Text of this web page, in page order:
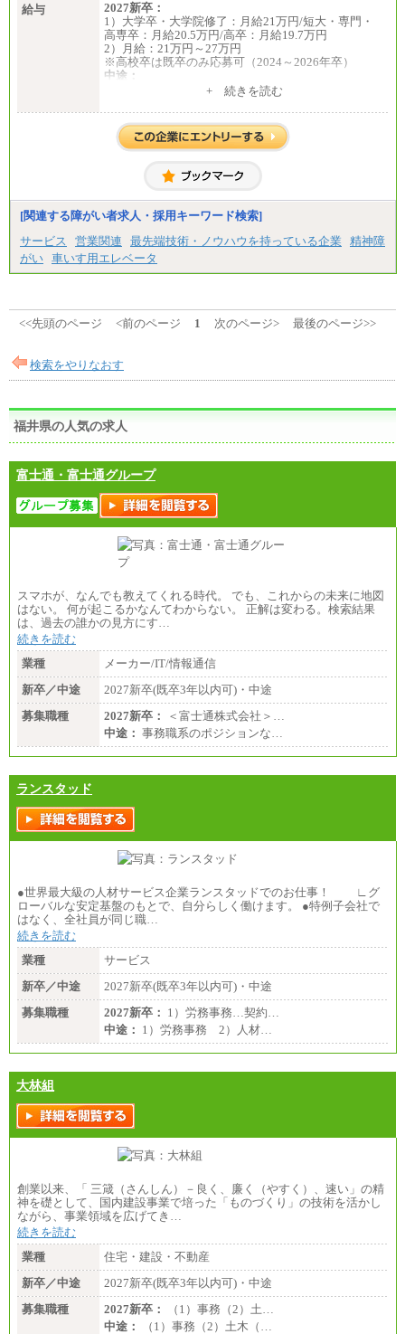
給与
2027新卒：
1）大学卒・大学院修了：月給21万円/短大・専門・
高専卒：月給20.5万円/高卒：月給19.7万円
2）月給：21万円～27万円
※高校卒は既卒のみ応募可（2024～2026年卒）
中途：
1）月給：21万円～25万円+ 続きを読む
[関連する障がい者求人・採用キーワード検索]
サービス
営業関連 最先端技術・ノウハウを持っている企業
精神障
がい 車いす用エレベータ
<<先頭のページ <前のページ 1 次のページ> 最後のページ>>
検索をやりなおす
福井県の人気の求人
富士通・富士通グループ
スマホが、なんでも教えてくれる時代。 でも、これからの未来に地図
はない。 何が起こるかなんてわからない。 正解は変わる。検索結果
は、過去の誰かの見方にす…
続きを読む
業種
メーカー/IT/情報通信
新卒／中途
2027新卒(既卒3年以内可)・中途
募集職種
2027新卒：
＜富士通株式会社＞…
中途： 事務職系のポジションな…
ランスタッド
●世界最大級の人材サービス企業ランスタッドでのお仕事！ ∟グ
ローバルな安定基盤のもとで、自分らしく働けます。 ●特例子会社で
はなく、全社員が同じ職…
続きを読む
業種
サービス
新卒／中途
2027新卒(既卒3年以内可)・中途
募集職種
2027新卒： 1）労務事務…契約…
中途： 1）労務事務 2）人材…
大林組
創業以来、「 三箴（さんしん）－良く、廉く（やすく）、速い」の精
神を礎として、国内建設事業で培った「ものづくり」の技術を活かし
ながら、事業領域を広げてき…
続きを読む
業種
住宅・建設・不動産
新卒／中途
2027新卒(既卒3年以内可)・中途
募集職種
2027新卒：
（1）事務（2）土…
中途：
（1）事務（2）土木（…